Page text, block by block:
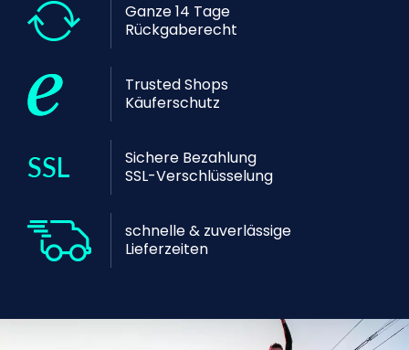
Ganze 14 Tage
Rückgaberecht
Trusted Shops
Käuferschutz
Sichere Bezahlung
SSL-Verschlüsselung
schnelle & zuverlässige
Lieferzeiten